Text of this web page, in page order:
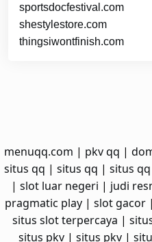
sportsdocfestival.com
shestylestore.com
thingsiwontfinish.com
menuqq.com | pkv qq |
situs qq | situs qq | situs qq
| slot luar negeri | judi
pragmatic play | slot gacor |
situs slot terpercaya |
situs pkv| situs pkv|